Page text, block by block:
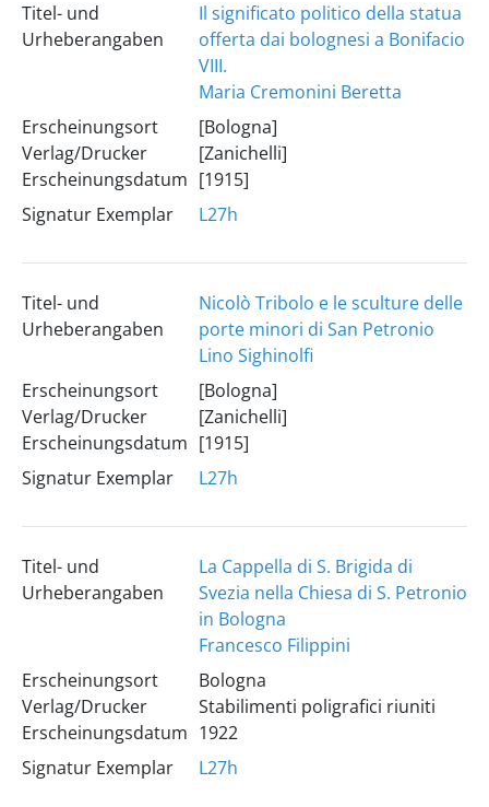
Titel- und
Urheberangaben
Il significato politico della statua
offerta dai bolognesi a Bonifacio
VIII.
Maria Cremonini Beretta
Erscheinungsort
Verlag/Drucker
Erscheinungsdatum
[Bologna]
[Zanichelli]
[1915]
Signatur Exemplar
L27h
Titel- und
Urheberangaben
Nicolò Tribolo e le sculture delle
porte minori di San Petronio
Lino Sighinolfi
Erscheinungsort
Verlag/Drucker
Erscheinungsdatum
[Bologna]
[Zanichelli]
[1915]
Signatur Exemplar
L27h
Titel- und
Urheberangaben
La Cappella di S. Brigida di
Svezia nella Chiesa di S. Petronio
in Bologna
Francesco Filippini
Erscheinungsort
Verlag/Drucker
Erscheinungsdatum
Bologna
Stabilimenti poligrafici riuniti
1922
Signatur Exemplar
L27h